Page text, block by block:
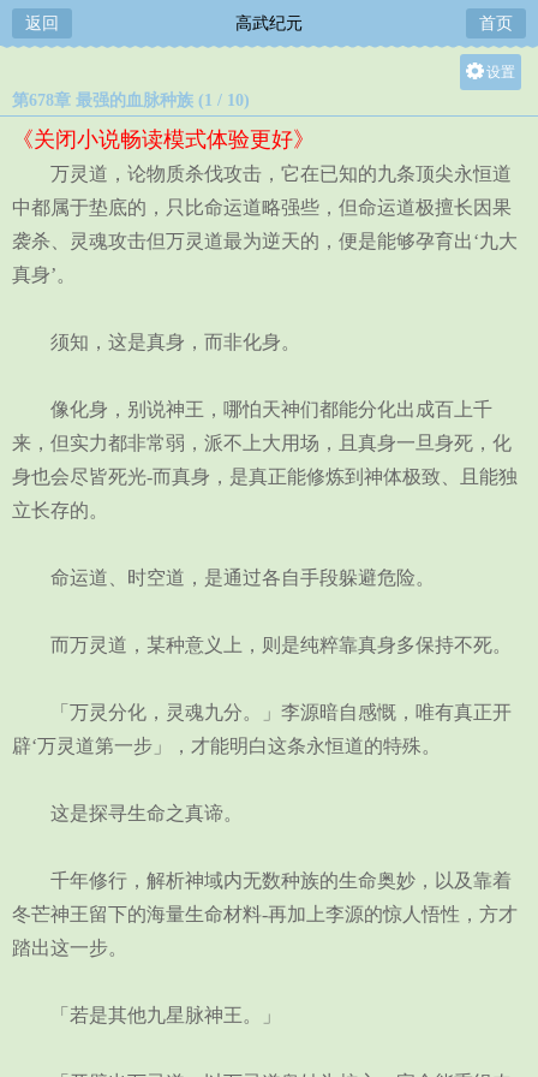
返回 高武纪元 首页
设置
中
小
第678章 最强的血脉种族 (1 / 10)
《关闭小说畅读模式体验更好》
万灵道，论物质杀伐攻击，它在已知的九条顶尖永恒道
中都属于垫底的，只比命运道略强些，但命运道极擅长因果
袭杀、灵魂攻击但万灵道最为逆天的，便是能够孕育出‘九大
真身’。
须知，这是真身，而非化身。
像化身，别说神王，哪怕天神们都能分化出成百上千
来，但实力都非常弱，派不上大用场，且真身一旦身死，化
身也会尽皆死光-而真身，是真正能修炼到神体极致、且能独
立长存的。
命运道、时空道，是通过各自手段躲避危险。
而万灵道，某种意义上，则是纯粹靠真身多保持不死。
「万灵分化，灵魂九分。」李源暗自感慨，唯有真正开
辟‘万灵道第一步」，才能明白这条永恒道的特殊。
这是探寻生命之真谛。
千年修行，解析神域内无数种族的生命奥妙，以及靠着
冬芒神王留下的海量生命材料-再加上李源的惊人悟性，方才
踏出这一步。
「若是其他九星脉神王。」